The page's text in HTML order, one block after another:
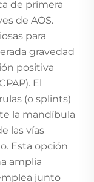
de primera
de AOS.
para
gravedad
positiva
El
(o splints)
la mandíbula
las vías
Esta opción
amplia
junto